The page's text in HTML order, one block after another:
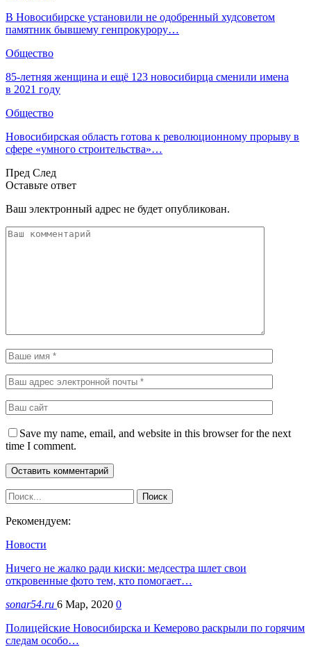
В Новосибирске установили не одобренный худсоветом
памятник бывшему генпрокурору…
Общество
85-летняя женщина и ещё 123 новосибирца сменили имена
в 2021 году
Общество
Новосибирская область готова к революционному прорыву в
сфере «умного строительства»…
Пред След
Оставьте ответ
Ваш электронный адрес не будет опубликован.
Save my name, email, and website in this browser for the next
time I comment.
Рекомендуем:
Новости
Ничего не жалко ради киски: медсестра шлет свои
откровенные фото тем, кто помогает…
sonar54.ru 6 Мар, 2020 0
Полицейские Новосибирска и Кемерово раскрыли по горячим
следам особо…